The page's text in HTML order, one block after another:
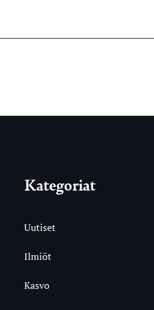
Kategoriat
Uutiset
Ilmiöt
Kasvo